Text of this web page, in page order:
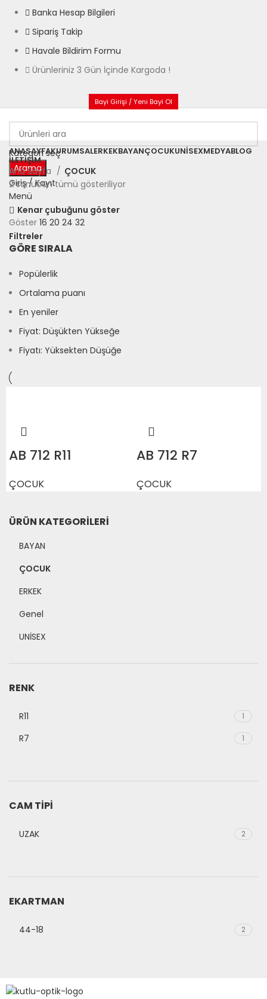
Banka Hesap Bilgileri
Sipariş Takip
Havale Bildirim Formu
Ürünleriniz 3 Gün İçinde Kargoda !
Bayi Girişi / Yeni Bayi Ol
Kategori seç
Arama
Giriş / Kayıt
Menü
ANASAYFAKURUMSALERKEKBAYANÇOCUKUNISEXMEDYABLOG
İLETIŞIM
ÜRÜN KATEGORILERI
BAYAN
ÇOCUK
ERKEK
Genel
UNİSEX
RENK
R11 1
R7 1
CAM TIPI
UZAK 2
EKARTMAN
44-18 2
Ana Sayfa
ÇOCUK
2 sonucun tümü gösteriliyor
Kenar çubuğunu göster
Göster 16 20 24 32
Filtreler
GÖRE SIRALA
Popülerlik
Ortalama puanı
En yeniler
Fiyat: Düşükten Yükseğe
Fiyatı: Yüksekten Düşüğe
AB 712 R11
ÇOCUK
AB 712 R7
ÇOCUK